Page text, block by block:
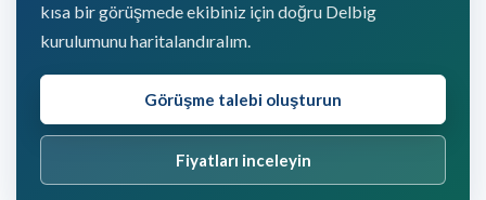
kısa bir görüşmede ekibiniz için doğru Delbig
kurulumunu haritalandıralım.
Görüşme talebi oluşturun
Fiyatları inceleyin